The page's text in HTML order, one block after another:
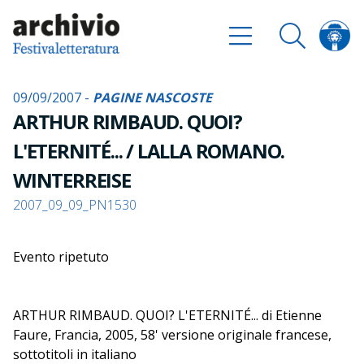
09/09/2007 - PAGINE NASCOSTE
ARTHUR RIMBAUD. QUOI?
L'ETERNITÉ... / LALLA ROMANO.
WINTERREISE
2007_09_09_PN1530
Evento ripetuto
ARTHUR RIMBAUD. QUOI? L'ETERNITÉ... di Etienne
Faure, Francia, 2005, 58' versione originale francese,
sottotitoli in italiano